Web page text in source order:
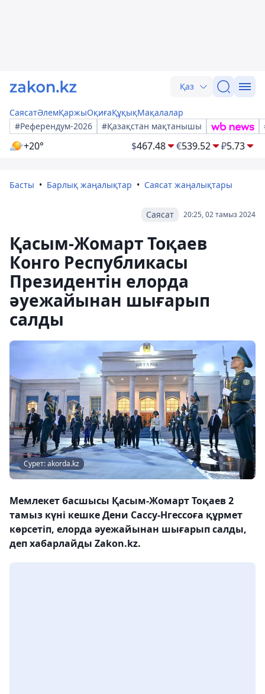
Қаз
СаясатӘлемҚаржыОқиғаҚұқықМақалалар
#Референдум-2026
#Қазақстан мақтанышы
+20° $467.48 €539.52 ₽5.73
Басты Барлық жаңалықтар Саясат жаңалықтары
20:25, 02 тамыз 2024
Саясат
Қасым-Жомарт Тоқаев
Конго Республикасы
Президентін елорда
әуежайынан шығарып
салды
Сурет: akorda.kz
Мемлекет басшысы Қасым-Жомарт Тоқаев 2
тамыз күні кешке Дени Сассу-Нгессоға құрмет
көрсетіп, елорда әуежайынан шығарып салды,
деп хабарлайды Zakon.kz.